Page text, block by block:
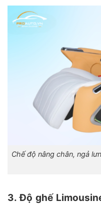
Chế độ nâng chân, ngả
3. Độ ghế